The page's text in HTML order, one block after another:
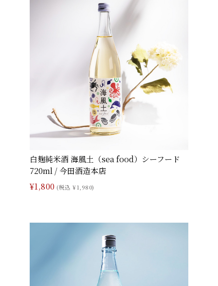
白麹純米酒 海風土（sea food）シーフード
720ml / 今田酒造本店
¥1,800 (税込 ¥1,980)